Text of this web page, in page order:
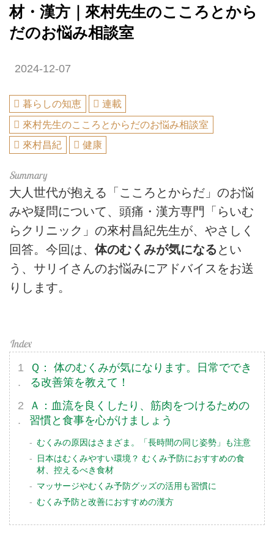
材・漢方｜來村先生のこころとから
だのお悩み相談室
2024-12-07
暮らしの知恵
連載
來村先生のこころとからだのお悩み相談室
來村昌紀
健康
大人世代が抱える「こころとからだ」のお悩
みや疑問について、頭痛・漢方専門「らいむ
らクリニック」の來村昌紀先生が、やさしく
回答。今回は、 体のむくみが気になる とい
う、サリイさんのお悩みにアドバイスをお送
りします。
Ｑ： 体のむくみが気になります。日常ででき
る改善策を教えて！
Ａ：血流を良くしたり、筋肉をつけるための
習慣と食事を心がけましょう
むくみの原因はさまざま。「長時間の同じ姿勢」も注意
日本はむくみやすい環境？ むくみ予防におすすめの食
材、控えるべき食材
マッサージやむくみ予防グッズの活用も習慣に
むくみ予防と改善におすすめの漢方